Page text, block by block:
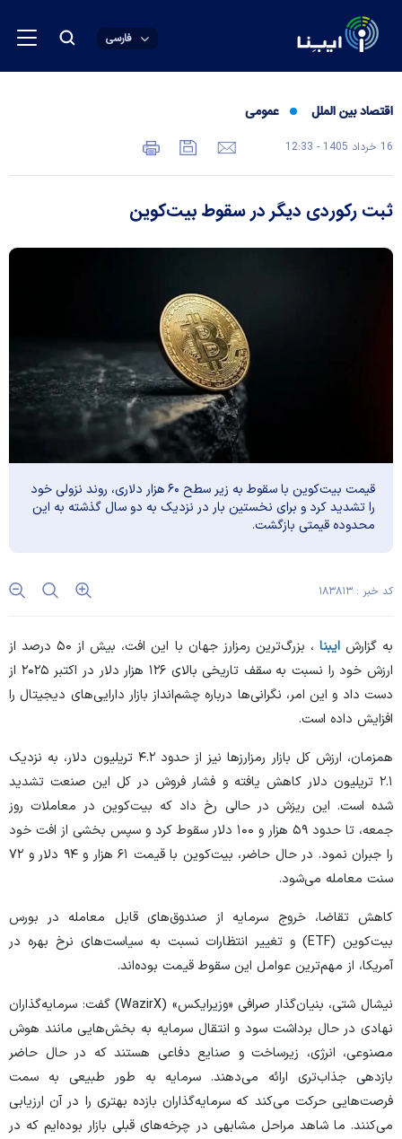
فارسی
اقتصاد بین الملل عمومی
16 خرداد 1405 - 12:33
ثبت رکوردی دیگر در سقوط بیت‌کوین
قیمت بیت‌کوین با سقوط به زیر سطح ۶۰ هزار دلاری، روند نزولی خود
را تشدید کرد و برای نخستین بار در نزدیک به دو سال گذشته به این
محدوده قیمتی بازگشت.
کد خبر : ۱۸۳۸۱۳
به گزارشایبنا
، بزرگ‌ترین رمزارز جهان با این افت، بیش از ۵۰ درصد از
ارزش خود را نسبت به سقف تاریخی بالای ۱۲۶ هزار دلار در اکتبر ۲۰۲۵ از
دست داد و این امر، نگرانی‌ها درباره چشم‌انداز بازار دارایی‌های دیجیتال را
افزایش داده است.
همزمان، ارزش کل بازار رمزارزها نیز از حدود ۴.۲ تریلیون دلار، به نزدیک
۲.۱ تریلیون دلار کاهش یافته و فشار فروش در کل این صنعت تشدید
شده است. این ریزش در حالی رخ داد که بیت‌کوین در معاملات روز
جمعه، تا حدود ۵۹ هزار و ۱۰۰ دلار سقوط کرد و سپس بخشی از افت خود
را جبران نمود. در حال حاضر، بیت‌کوین با قیمت ۶۱ هزار و ۹۴ دلار و ۷۲
سنت معامله می‌شود.
کاهش تقاضا، خروج سرمایه از صندوق‌های قابل معامله در بورس
بیت‌کوین (ETF) و تغییر انتظارات نسبت به سیاست‌های نرخ بهره در
آمریکا، از مهم‌ترین عوامل این سقوط قیمت بوده‌اند.
نیشال شتی، بنیان‌گذار صرافی «وزیرایکس» (WazirX) گفت: سرمایه‌گذاران
نهادی در حال برداشت سود و انتقال سرمایه به بخش‌هایی مانند هوش
مصنوعی، انرژی، زیرساخت و صنایع دفاعی هستند که در حال حاضر
بازدهی جذاب‌تری ارائه می‌دهند. سرمایه به طور طبیعی به سمت
فرصت‌هایی حرکت می‌کند که سرمایه‌گذاران بازده بهتری را در آن ارزیابی
می‌کنند. ما شاهد مراحل مشابهی در چرخه‌های قبلی بازار بوده‌ایم که در